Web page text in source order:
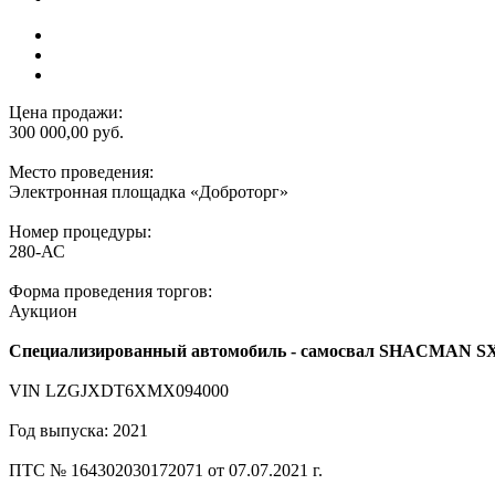
Цена продажи:
300 000,00 руб.
Место проведения:
Электронная площадка «Доброторг»
Номер процедуры:
280-АС
Форма проведения торгов:
Аукцион
Специализированный автомобиль - самосвал SHACMAN
VIN LZGJXDT6XMX094000
Год выпуска: 2021
ПТС № 164302030172071 от 07.07.2021 г.